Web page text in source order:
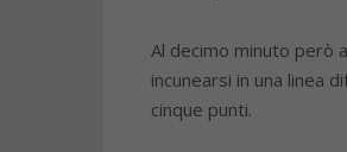
Al decimo minuto però
incunearsi in una linea
cinque punti.